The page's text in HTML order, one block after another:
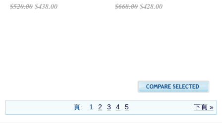
$520.00$438.00
$668.00$428.00
下頁 »
頁: 1 2 3 4 5